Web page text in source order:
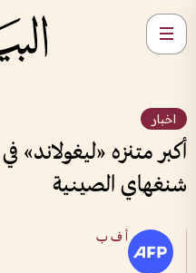
اخبار
أكبر متنزه «ليغولاند»
شنغهاي الصينية
أ ف ب